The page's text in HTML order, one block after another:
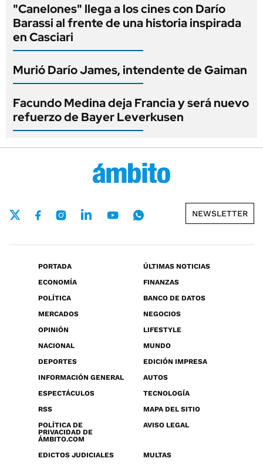
"Canelones" llega a los cines con Darío
Barassi al frente de una historia inspirada
en Casciari
Murió Darío James, intendente de Gaiman
Facundo Medina deja Francia y será nuevo
refuerzo de Bayer Leverkusen
NEWSLETTER
PORTADA
ÚLTIMAS NOTICIAS
ECONOMÍA
FINANZAS
POLÍTICA
BANCO DE DATOS
MERCADOS
NEGOCIOS
OPINIÓN
LIFESTYLE
NACIONAL
MUNDO
DEPORTES
EDICIÓN IMPRESA
INFORMACIÓN GENERAL
AUTOS
ESPECTÁCULOS
TECNOLOGÍA
RSS
MAPA DEL SITIO
POLÍTICA DE
PRIVACIDAD DE
ÁMBITO.COM
AVISO LEGAL
EDICTOS JUDICIALES MULTAS